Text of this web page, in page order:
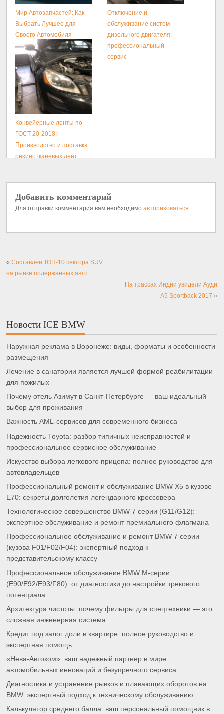
Мир Автозапчастей: Как
Выбрать Лучшее для
Своего Автомобиля
Отключение и
обслуживание систем
дизельного двигателя:
профессиональный
сервис
Конвейерные ленты по
ГОСТ 20-2018:
Производство и поставка
резинотканевых лент
Добавить комментарий
Для отправки комментария вам необходимоавторизоваться.
«Составлен ТОП-10 сектора SUV
на рынке подержанных авто
На трассах Индии увидели Ауди
A5 Sportback 2017 »
Новости ICE BMW
Наружная реклама в Воронеже: виды, форматы и особенности
размещения
Лечение в санатории является лучшей формой реабилитации
для пожилых
Почему отель Азимут в Санкт-Петербурге — ваш идеальный
выбор для проживания
Важность AML-сервисов для современного бизнеса
Надежность Toyota: разбор типичных неисправностей и
профессиональное сервисное обслуживание
Искусство выбора легкового прицепа: полное руководство для
автовладельцев
Профессиональный ремонт и обслуживание BMW X5 в кузове
E70: секреты долголетия легендарного кроссовера
Технологическое совершенство BMW 7 серии (G11/G12):
экспертное обслуживание и ремонт премиального флагмана
Профессиональное обслуживание и ремонт BMW 7 серии
(кузова F01/F02/F04): экспертный подход к
представительскому классу
Профессиональное обслуживание BMW M-серии
(E90/E92/E93/F80): от диагностики до настройки трекового
потенциала
Архитектура чистоты: почему фильтры для спецтехники — это
сложная инженерная система
Кредит под залог доли в квартире: полное руководство и
экспертная помощь
«Нева-Автоком»: ваш надежный партнер в мире
автомобильных инноваций и безупречного сервиса
Диагностика и устранение рывков и плавающих оборотов на
BMW: экспертный подход к техническому обслуживанию
Калькулятор среднего балла: ваш персональный помощник в